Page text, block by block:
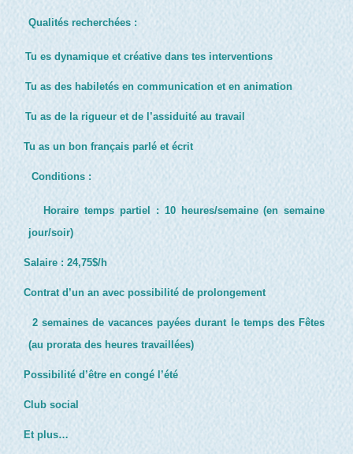
Qualités recherchées :
Tu es dynamique et créative dans tes interventions
Tu as des habiletés en communication et en animation
Tu as de la rigueur et de l’assiduité au travail
Tu as un bon français parlé et écrit
Conditions :
Horaire temps partiel : 10 heures/semaine (en semaine
jour/soir)
Salaire : 24,75$/h
Contrat d’un an avec possibilité de prolongement
2 semaines de vacances payées durant le temps des Fêtes
(au prorata des heures travaillées)
Possibilité d’être en congé l’été
Club social
Et plus…